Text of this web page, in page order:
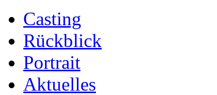
Casting
Rückblick
Portrait
Aktuelles